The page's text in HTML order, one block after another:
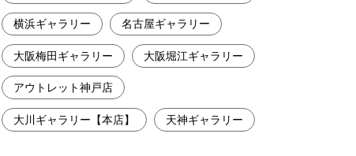
横浜ギャラリー 名古屋ギャラリー
大阪梅田ギャラリー 大阪堀江ギャラリー
アウトレット神戸店
大川ギャラリー【本店】 天神ギャラリー